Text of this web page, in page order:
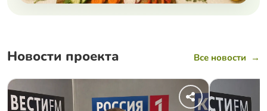
Новости проекта Все новости →